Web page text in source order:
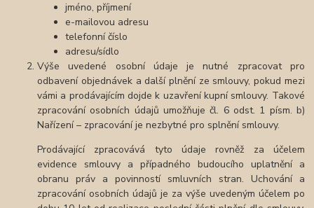
jméno, příjmení
e-mailovou adresu
telefonní číslo
adresu/sídlo
Výše uvedené osobní údaje je nutné zpracovat pro
odbavení objednávek a další plnění ze smlouvy, pokud mezi
vámi a prodávajícím dojde k uzavření kupní smlouvy. Takové
zpracování osobních údajů umožňuje čl. 6 odst. 1 písm. b)
Nařízení – zpracování je nezbytné pro splnění smlouvy.
Prodávající zpracovává tyto údaje rovněž za účelem
evidence smlouvy a případného budoucího uplatnění a
obranu práv a povinností smluvních stran. Uchování a
zpracování osobních údajů je za výše uvedeným účelem po